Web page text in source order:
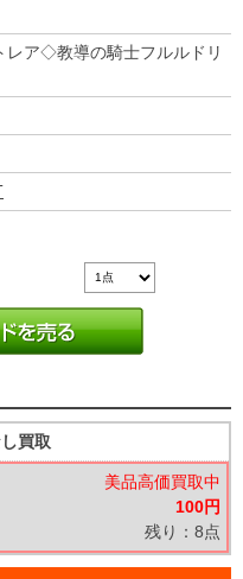
レア◇教導の騎士フルルドリ
買取
美品高価買取中
100円
残り：8点